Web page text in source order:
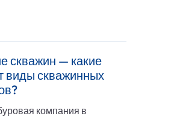
скважин — какие
виды скважинных
компания в